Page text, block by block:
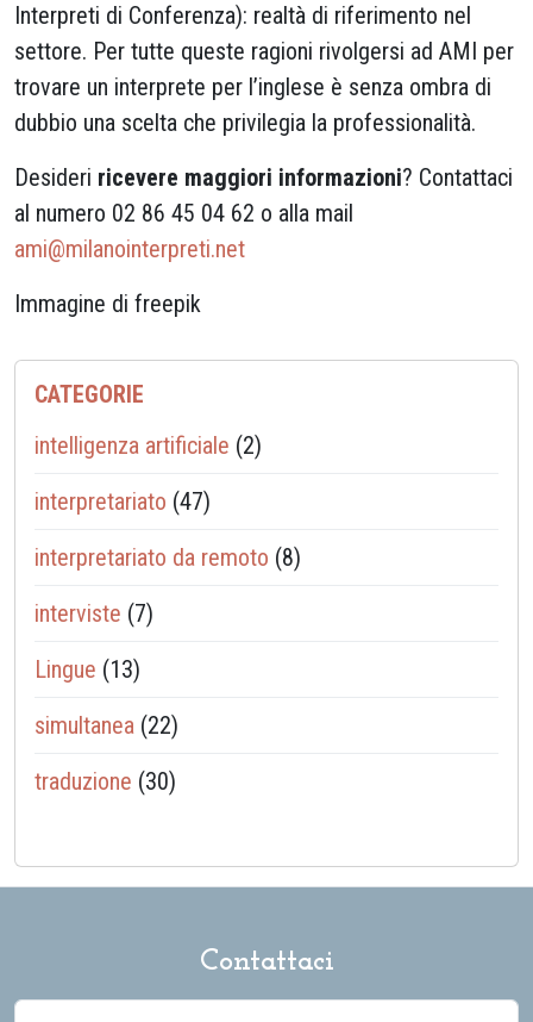
Interpreti di Conferenza): realtà di riferimento nel
settore. Per tutte queste ragioni rivolgersi ad AMI per
trovare un interprete per l’inglese è senza ombra di
dubbio una scelta che privilegia la professionalità.
Desideri ricevere maggiori informazioni? Contattaci
al numero 02 86 45 04 62 o alla mail
ami@milanointerpreti.net
Immagine di freepik
CATEGORIE
intelligenza artificiale (2)
interpretariato (47)
interpretariato da remoto (8)
interviste (7)
Lingue (13)
simultanea (22)
traduzione (30)
Contattaci